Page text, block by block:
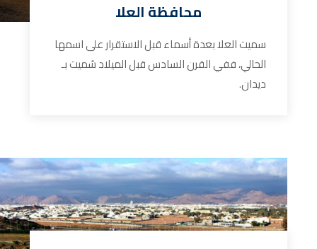
محافظة العلا
سميت العلا بعدة أسماء قبل الاستقرار على اسمها
الحالي، ففي القرن السادس قبل الميلاد سُميت بـ
ديدان.